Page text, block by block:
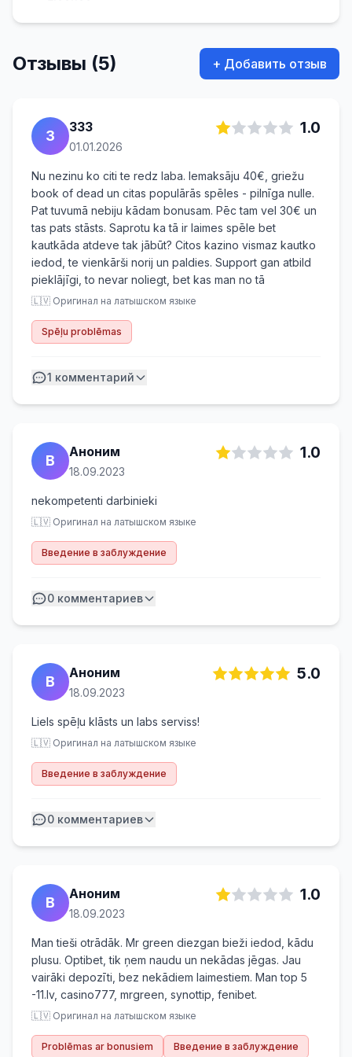
2016), «Социально ответственный оператор
года» (EGR Awards 2012, 2017), номинация
В Латвии казино начало работу в 2020 году
после получения лицензии IAUI. Оператором
Latvia, регистрационный номер
50203212671). Адрес: Dzirnavu iela 39-8, Rīga,
LV-1010. Лицензия: E-05; TI-15.
В конце 2024 года бренд прошёл
ребрендинг — Mr Green в Латвии теперь
работает под названием X3000, сохраняя ту
же лицензию, качество услуг и
приверженность принципам ответственной
игры.
Mr Green/X3000 — новый игрок на
латвийском рынке онлайн-азартных игр,
предлагающий приятный дизайн сайта без
чрезмерных цветов, анимации или
разнообразен: более 2600 слотов от лучших
провайдеров (NetEnt, Novomatic/Greentube,
Time Gaming, EGT, ELK и др.), live-казино и
спортивный тотализатор для ставок на
различные события.
Отзывы (5) + Добавить отзыв
3
333
01.01.2026
1.0
Nu nezinu ko citi te redz laba. Iemaksāju 40€, griežu
book of dead un citas populārās spēles - pilnīga nulle.
Pat tuvumā nebiju kādam bonusam. Pēc tam vel 30€ un
tas pats stāsts. Saprotu ka tā ir laimes spēle bet
kautkāda atdeve tak jābūt? Citos kazino vismaz kautko
iedod, te vienkārši norij un paldies. Support gan atbild
pieklājīgi, to nevar noliegt, bet kas man no tā
🇱🇻 Оригинал на латышском языке
Spēļu problēmas
1 комментарий
B
Аноним
18.09.2023
1.0
nekompetenti darbinieki
🇱🇻 Оригинал на латышском языке
Введение в заблуждение
0 комментариев
B
Аноним
18.09.2023
5.0
Liels spēļu klāsts un labs serviss!
🇱🇻 Оригинал на латышском языке
Введение в заблуждение
0 комментариев
B
Аноним
18.09.2023
1.0
Man tieši otrādāk. Mr green diezgan bieži iedod, kādu
plusu. Optibet, tik ņem naudu un nekādas jēgas. Jau
vairāki depozīti, bez nekādiem laimestiem. Man top 5
-11.lv, casino777, mrgreen, synottip, fenibet.
🇱🇻 Оригинал на латышском языке
Problēmas ar bonusiem Введение в заблуждение